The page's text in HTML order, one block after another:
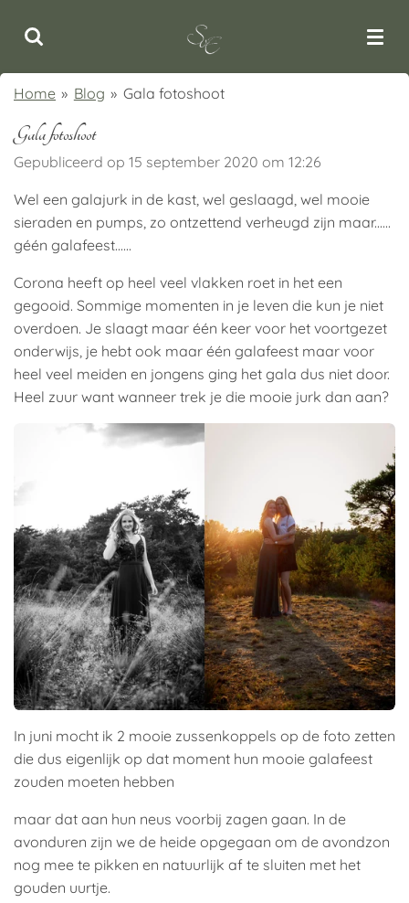
direct
de
Home » Blog » Gala fotoshoot
Gala fotoshoot
Gepubliceerd op 15 september 2020 om 12:26
Wel een galajurk in de kast, wel geslaagd, wel mooie
sieraden en pumps, zo ontzettend verheugd zijn maar......
géén galafeest......
Corona heeft op heel veel vlakken roet in het een
gegooid. Sommige momenten in je leven die kun je niet
overdoen. Je slaagt maar één keer voor het voortgezet
onderwijs, je hebt ook maar één galafeest maar voor
heel veel meiden en jongens ging het gala dus niet door.
Heel zuur want wanneer trek je die mooie jurk dan aan?
In juni mocht ik 2 mooie zussenkoppels op de foto zetten
die dus eigenlijk op dat moment hun mooie galafeest
zouden moeten hebben
maar dat aan hun neus voorbij zagen gaan. In de
avonduren zijn we de heide opgegaan om de avondzon
nog mee te pikken en natuurlijk af te sluiten met het
gouden uurtje.